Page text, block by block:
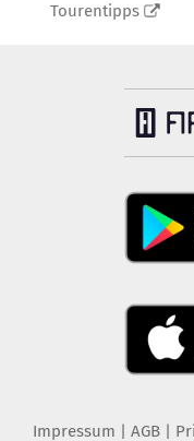
Tourentipps
Impressum AGB